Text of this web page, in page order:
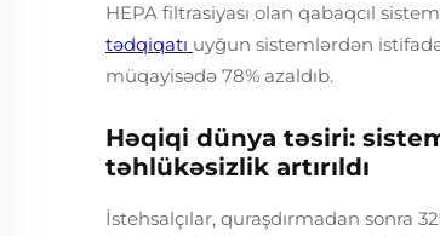
HEPA filtrasiyası olan qabaqcıl
tədqiqatı uyğun sistemlərdən
müqayisədə 78% azaldıb.
Həqiqi dünya təsiri:
təhlükəsizlik artırıldı
İstehsalçılar, quraşdırmadan sonra